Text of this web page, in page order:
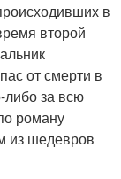
в
второй
от смерти в
либо за всю
роману
из шедевров